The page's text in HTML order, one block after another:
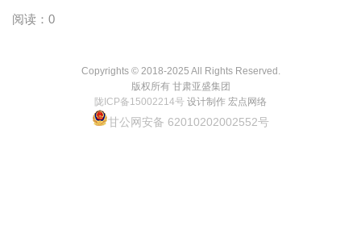
阅读：0
Copyrights © 2018-2025 All Rights Reserved.
版权所有 甘肃亚盛集团
陇ICP备15002214号 设计制作 宏点网络
甘公网安备 62010202002552号